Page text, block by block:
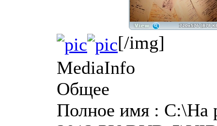
[/img]
MediaInfo
Общее
Полное имя : C:\На